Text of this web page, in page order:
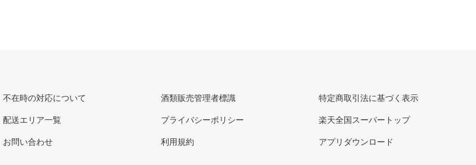
不在時の対応について
配送エリア一覧
お問い合わせ
酒類販売管理者標識
プライバシーポリシー
利用規約
特定商取引法に基づく表示
楽天全国スーパートップ
アプリダウンロード